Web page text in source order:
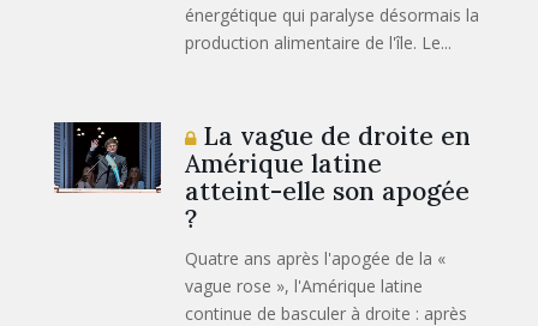
énergétique qui paralyse désormais la
production alimentaire de l'île. Le...
La vague de droite en
Amérique latine
atteint-elle son apogée
?
Quatre ans après l'apogée de la «
vague rose », l'Amérique latine
continue de basculer à droite : après